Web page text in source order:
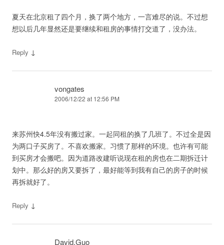
夏天在北京租了四个月，换了两个地方，一言难尽的说。不过想
想以后几年显然还是要继续和租房的事情打交道了，没办法。
Reply ↓
vongates
2006/12/22 at 12:56 PM
来苏州快4.5年没有搬过家。一起同租的换了几班了。不过全是因
为两口子买房了。不喜欢搬家。习惯了那样的环境。也许有可能
到买房才会搬吧。因为道路改建听说现在租的房也在二期拆迁计
划中。那么好的房又要拆了，最好能等到我有自己的房子的时候
再拆就好了。
Reply ↓
David.Guo